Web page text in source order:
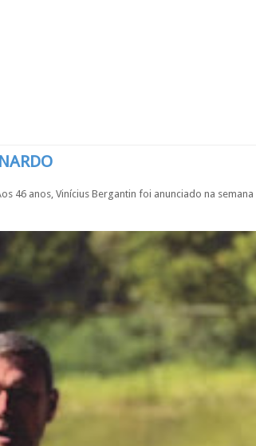
Aos 46 anos, Vinícius Bergantin foi anunciado na